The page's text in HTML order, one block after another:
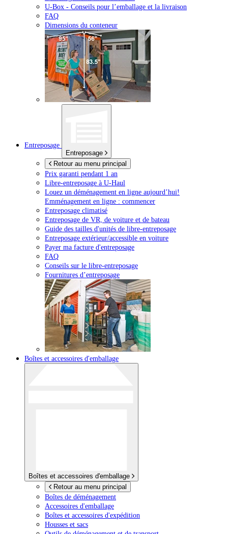
U-Box - Conseils pour l’emballage et la livraison
FAQ
Dimensions du conteneur
Entreposage
Entreposage
Retour au menu principal
Prix garanti pendant 1 an
Libre-entreposage à U-Haul
Louez un déménagement en ligne aujourd’hui!
Emménagement en ligne : commencer
Entreposage climatisé
Entreposage de VR, de voiture et de bateau
Guide des tailles d'unités de libre-entreposage
Entreposage extérieur/accessible en voiture
Payer ma facture d'entreposage
FAQ
Conseils sur le libre-entreposage
Fournitures d’entreposage
Boîtes et accessoires d'emballage
Boîtes et accessoires d'emballage
Retour au menu principal
Boîtes de déménagement
Accessoires d'emballage
Boîtes et accessoires d'expédition
Housses et sacs